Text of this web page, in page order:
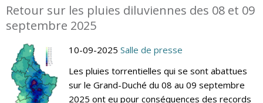
Retour sur les pluies diluviennes des 08 et 09
septembre 2025
10-09-2025 Salle de presse
Les pluies torrentielles qui se sont abattues
sur le Grand-Duché du 08 au 09 septembre
2025 ont eu pour conséquences des records